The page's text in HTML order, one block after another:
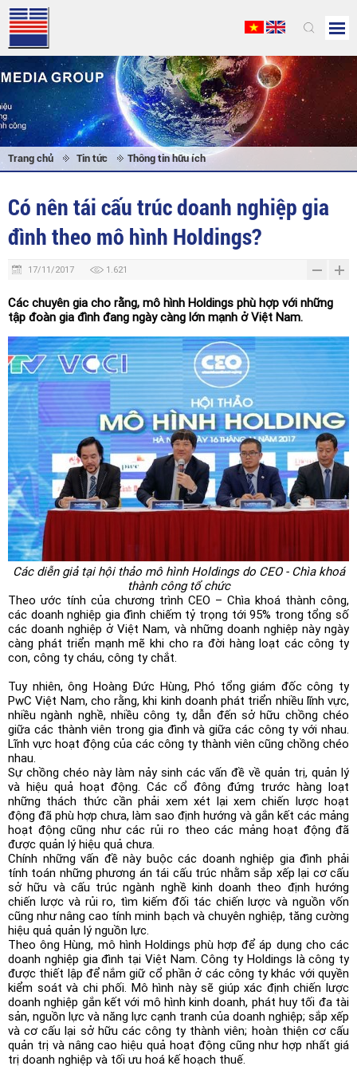
Trang chủ Tin tức Thông tin hữu ích
Có nên tái cấu trúc doanh nghiệp gia
đình theo mô hình Holdings?
17/11/2017 1.621
Các chuyên gia cho rằng, mô hình Holdings phù hợp với những
tập đoàn gia đình đang ngày càng lớn mạnh ở Việt Nam.
Các diễn giả tại hội thảo mô hình Holdings do CEO - Chìa khoá
thành công tổ chức
Theo ước tính của chương trình CEO – Chìa khoá thành công,
các doanh nghiệp gia đình chiếm tỷ trọng tới 95% trong tổng số
các doanh nghiệp ở Việt Nam, và những doanh nghiệp này ngày
càng phát triển mạnh mẽ khi cho ra đời hàng loạt các công ty
con, công ty cháu, công ty chắt.
Tuy nhiên, ông Hoàng Đức Hùng, Phó tổng giám đốc công ty
PwC Việt Nam, cho rằng, khi kinh doanh phát triển nhiều lĩnh vực,
nhiều ngành nghề, nhiều công ty, dẫn đến sở hữu chồng chéo
giữa các thành viên trong gia đình và giữa các công ty với nhau.
Lĩnh vực hoạt động của các công ty thành viên cũng chồng chéo
nhau.
Sự chồng chéo này làm nảy sinh các vấn đề về quản trị, quản lý
và hiệu quả hoạt động. Các cổ đông đứng trước hàng loạt
những thách thức cần phải xem xét lại xem chiến lược hoạt
động đã phù hợp chưa, làm sao định hướng và gắn kết các mảng
hoạt động cũng như các rủi ro theo các mảng hoạt động đã
được quản lý hiệu quả chưa.
Chính những vấn đề này buộc các doanh nghiệp gia đình phải
tính toán những phương án tái cấu trúc nhằm sắp xếp lại cơ cấu
sở hữu và cấu trúc ngành nghề kinh doanh theo định hướng
chiến lược và rủi ro, tìm kiếm đối tác chiến lược và nguồn vốn
cũng như nâng cao tính minh bạch và chuyên nghiệp, tăng cường
hiệu quả quản lý nguồn lực.
Theo ông Hùng, mô hình Holdings phù hợp để áp dụng cho các
doanh nghiệp gia đình tại Việt Nam. Công ty Holdings là công ty
được thiết lập để nắm giữ cổ phần ở các công ty khác với quyền
kiểm soát và chi phối. Mô hình này sẽ giúp xác định chiến lược
doanh nghiệp gắn kết với mô hình kinh doanh, phát huy tối đa tài
sản, nguồn lực và năng lực cạnh tranh của doanh nghiệp; sắp xếp
và cơ cấu lại sở hữu các công ty thành viên; hoàn thiện cơ cấu
quản trị và nâng cao hiệu quả hoạt động cũng như hợp nhất giá
trị doanh nghiệp và tối ưu hoá kế hoạch thuế.